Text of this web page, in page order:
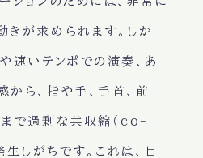
きが求められます。しか
速いテンポでの演奏、あ
ら、指や手、手首、前
まで過剰な共収縮（co-
がちです。これは、目